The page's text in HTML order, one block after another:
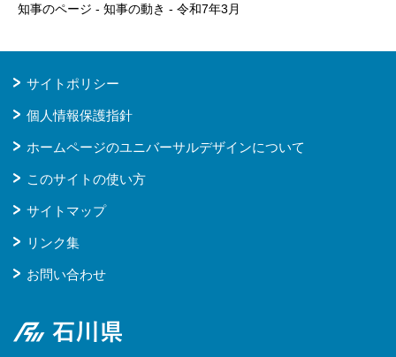
知事のページ - 知事の動き - 令和7年3月
サイトポリシー
個人情報保護指針
ホームページのユニバーサルデザインについて
このサイトの使い方
サイトマップ
リンク集
お問い合わせ
石川県